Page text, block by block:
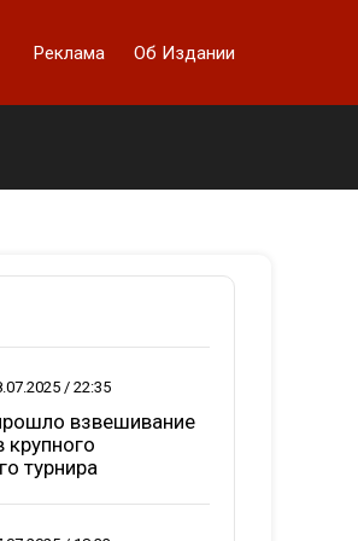
Реклама Об Издании
/ 22:35
взвешивание
крупного
турнира